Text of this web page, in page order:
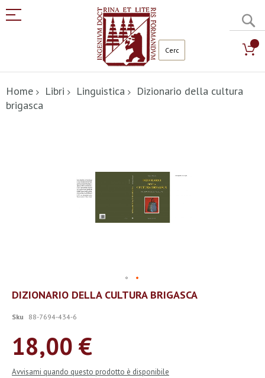
al
contenuto
Home Libri Linguistica
Dizionario della cultura
brigasca
Vai
all'inizio
galleria
immagini
DIZIONARIO DELLA CULTURA BRIGASCA
Sku 88-7694-434-6
18,00 €
Avvisami quando questo prodotto è disponibile